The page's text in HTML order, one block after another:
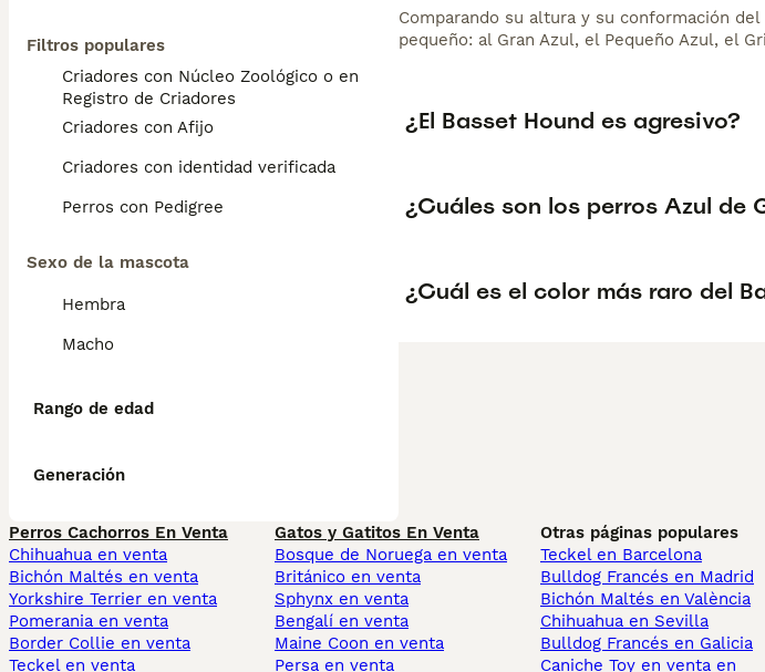
Filtros populares
Criadores con Núcleo Zoológico o en el
Registro de Criadores
Criadores con Afijo
Criadores con identidad verificada
Perros con Pedigree
Sexo de la mascota
Hembra
Macho
Rango de edad
Generación
Comparando su altura y su conformación
pequeño: al Gran Azul, el Pequeño Azul, el
¿El Basset Hound es agresivo?
¿Cuáles son los perros Azul de
¿Cuál es el color más raro del
Perros Cachorros En Venta
Chihuahua en venta
Bichón Maltés en venta
Yorkshire Terrier en venta
Pomerania en venta
Border Collie en venta
Teckel en venta
Gatos y Gatitos En Venta
Bosque de Noruega en venta
Británico en venta
Sphynx en venta
Bengalí en venta
Maine Coon en venta
Persa en venta
Otras páginas populares
Teckel en Barcelona
Bulldog Francés en Madrid
Bichón Maltés en València
Chihuahua en Sevilla
Bulldog Francés en Galicia
Caniche Toy en venta en